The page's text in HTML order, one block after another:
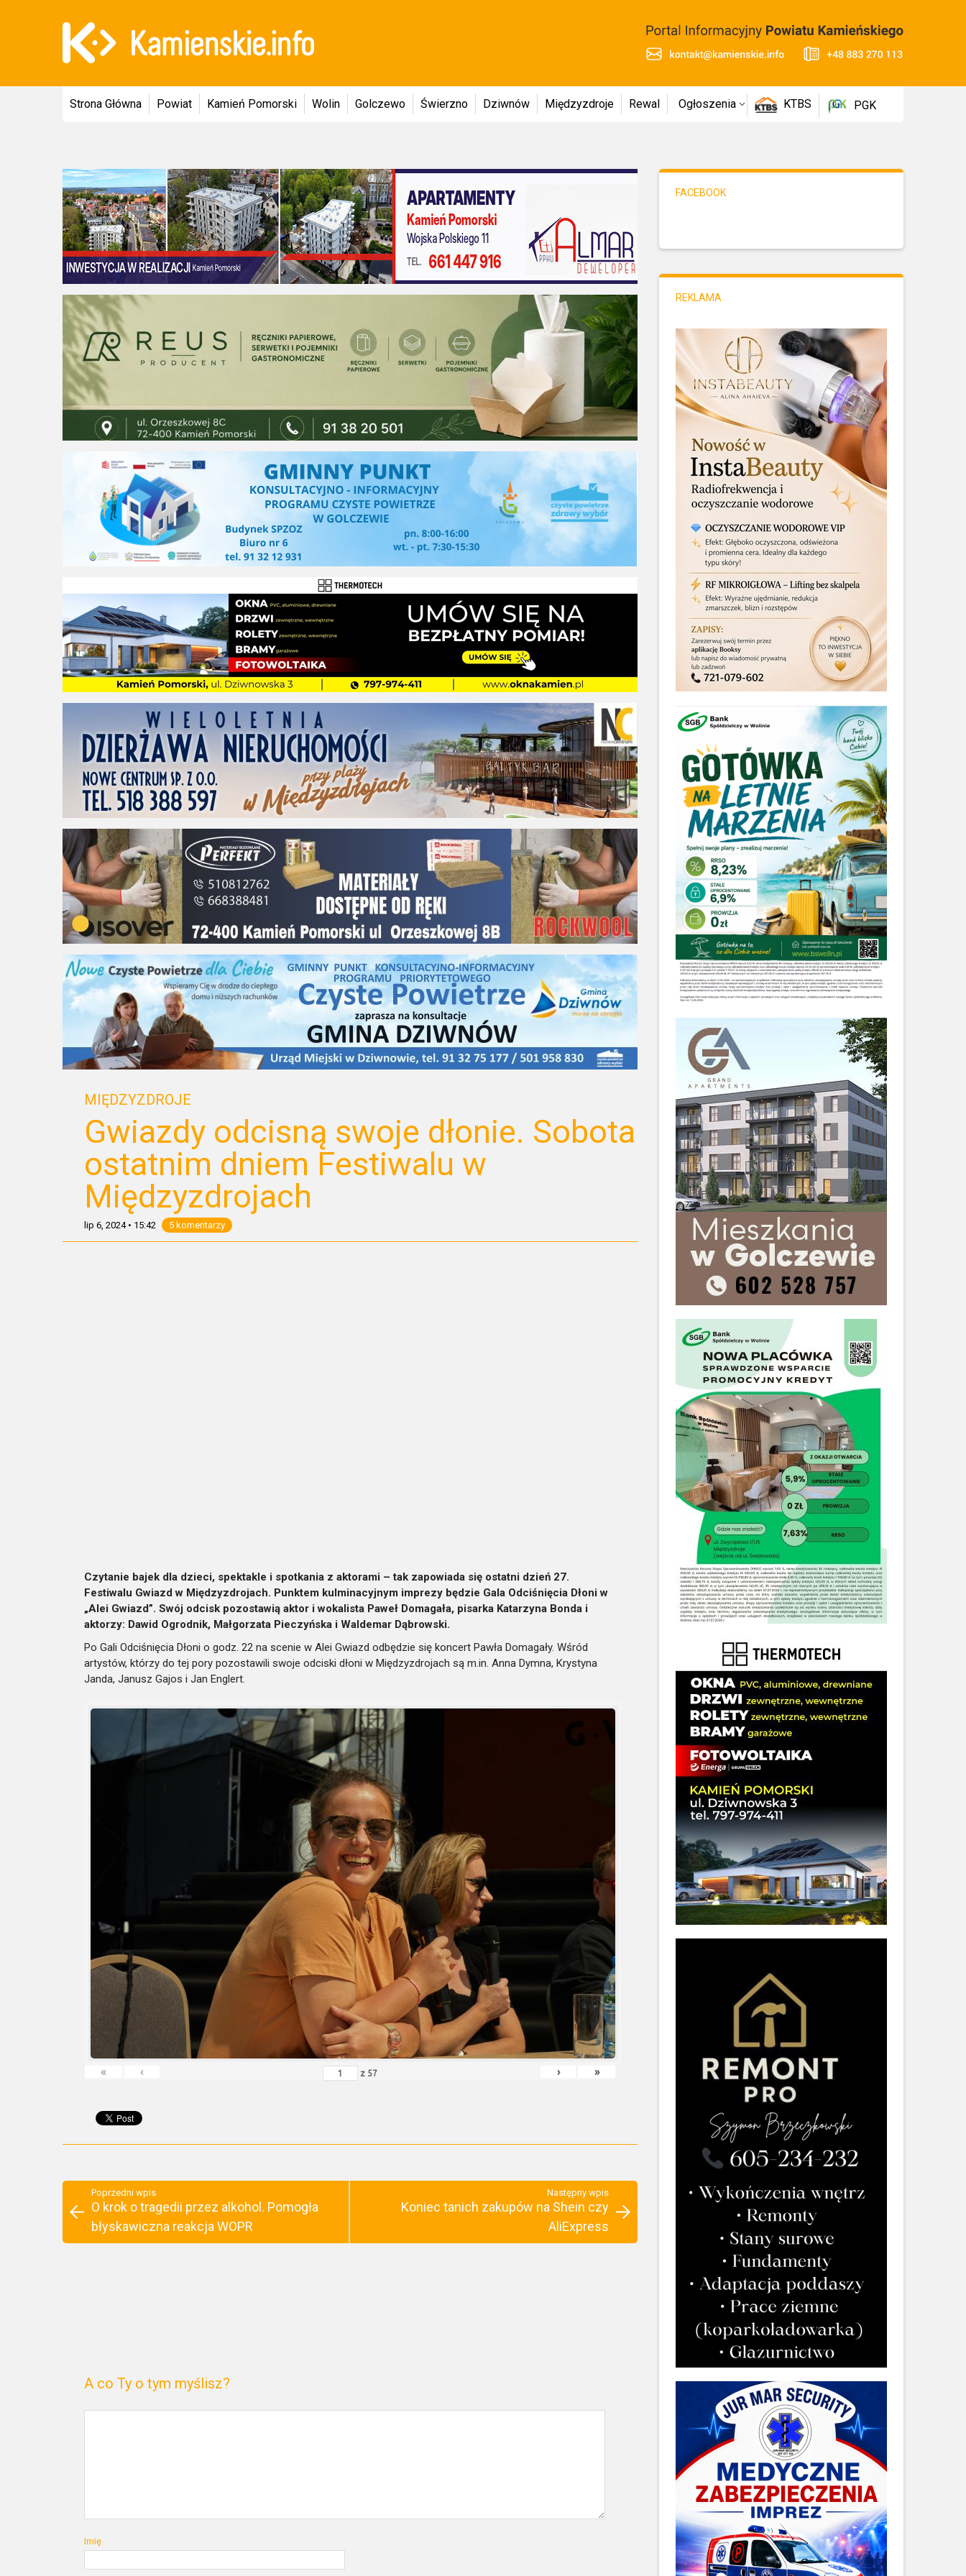
Strona Główna Powiat Kamień Pomorski Wolin Golczewo Świerzno Dziwnów Międzyzdroje Rewal Ogłoszenia KTBS PGK
MIĘDZYZDROJE
Gwiazdy odcisną swoje dłonie. Sobota
ostatnim dniem Festiwalu w
Międzyzdrojach
lip 6, 2024• 15:42 5 komentarzy
Czytanie bajek dla dzieci, spektakle i spotkania z aktorami – tak zapowiada się ostatni dzień 27.
Festiwalu Gwiazd w Międzyzdrojach. Punktem kulminacyjnym imprezy będzie Gala Odciśnięcia Dłoni w
„Alei Gwiazd”. Swój odcisk pozostawią aktor i wokalista Paweł Domagała, pisarka Katarzyna Bonda i
aktorzy: Dawid Ogrodnik, Małgorzata Pieczyńska i Waldemar Dąbrowski.
Po Gali Odciśnięcia Dłoni o godz. 22 na scenie w Alei Gwiazd odbędzie się koncert Pawła Domagały. Wśród
artystów, którzy do tej pory pozostawili swoje odciski dłoni w Międzyzdrojach są m.in. Anna Dymna, Krystyna
Janda, Janusz Gajos i Jan Englert.
« ‹ z 57 › »
Poprzedni wpis
O krok o tragedii przez alkohol. Pomogła
błyskawiczna reakcja WOPR
Następny wpis
Koniec tanich zakupów na Shein czy
AliExpress
A co Ty o tym myślisz?
Imię
FACEBOOK
REKLAMA